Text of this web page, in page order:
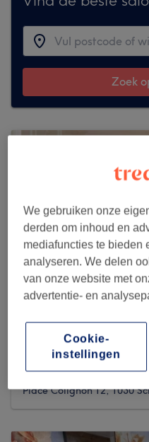
Zoek
Le Boudoir Bleu
Place Colignon 12, 1030
We gebruiken onze
derden om inhoud en
mediafuncties te bieden
analyseren. We delen
van onze website met
advertentie- en
Cookie-
instellingen